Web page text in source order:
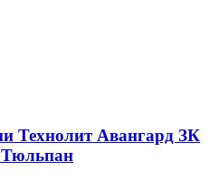
Технолит Авангард ЗК
Тюльпан